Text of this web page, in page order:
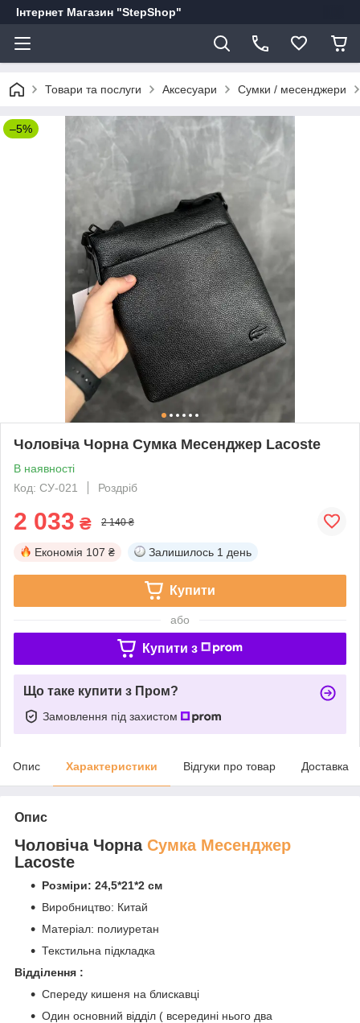
Інтернет Магазин "StepShop"
Товари та послуги Аксесуари Сумки / месенджери
–5%
Чоловіча Чорна Сумка Месенджер Lacoste
В наявності
Код: СУ-021
Роздріб
2 033 ₴ 2 140 ₴
Економія 107 ₴ Залишилось 1 день
Купити
або
Купити з
Що таке купити з Пром?
Замовлення під захистом
Опис Характеристики Відгуки про товар Доставка
Опис
Чоловіча Чорна Сумка Месенджер
Lacoste
Розміри: 24,5*21*2 см
Виробництво: Китай
Матеріал: полиуретан
Текстильна підкладка
Відділення :
Спереду кишеня на блискавці
Один основний відділ ( всередині нього два